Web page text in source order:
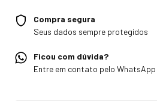
Compra segura
Seus dados sempre protegidos
Ficou com dúvida?
Entre em contato pelo WhatsApp